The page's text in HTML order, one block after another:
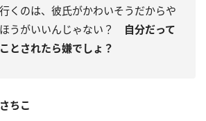
くのは、彼氏がかわいそうだからや
うがいいんじゃない？ 自分だって
とされたら嫌でしょ？
ちこ